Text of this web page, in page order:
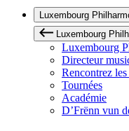
Luxembourg
Luxembourg
Luxembourg
Directeur
Rencontrez
Tournées
Académie
D’Frënn vun